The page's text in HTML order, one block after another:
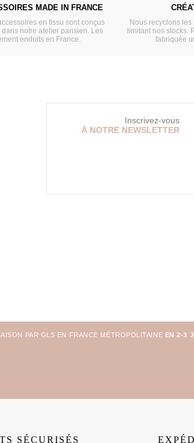
MADE IN FRANCE
en tissu sont conçus
notre atelier parisien. Les
enduits en France.
Nous recyclons
limitant nos stocks.
fabriquée
Inscrivez-vous
À NOTRE NEWSLETTER
PAR GLS EN FRANCE MÉTROPOLITAINE EN 2-3
SÉCURISÉS